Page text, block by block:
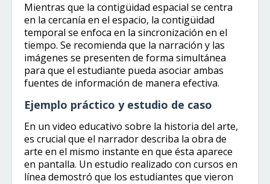
Mientras que la contigüidad espacial se centra
en la cercanía en el espacio, la contigüidad
temporal se enfoca en la sincronización en el
tiempo. Se recomienda que la narración y las
imágenes se presenten de forma simultánea
para que el estudiante pueda asociar ambas
fuentes de información de manera efectiva.
Ejemplo práctico y estudio de caso
En un video educativo sobre la historia del arte,
es crucial que el narrador describa la obra de
arte en el mismo instante en que ésta aparece
en pantalla. Un estudio realizado con cursos en
línea demostró que los estudiantes que vieron